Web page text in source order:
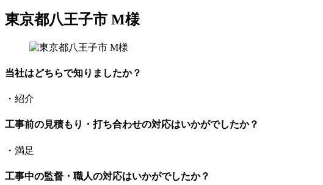
東京都八王子市 M様
当社はどちらで知りましたか？
・紹介
工事前の見積もり・打ち合わせの対応はいかがでしたか？
・満足
工事中の監督・職人の対応はいかがでしたか？